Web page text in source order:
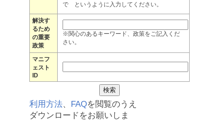
で というように入力してください。
解決す
るため
の重要
政策
※関心のあるキーワード、政策をご記入くだ
さい。
マニフ
ェスト
ID
利用方法、 FAQを閲覧のうえ
ダウンロードをお願いしま